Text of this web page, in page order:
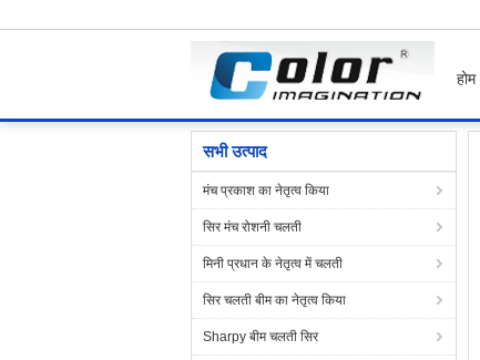
होम
सभी उत्पाद
मंच प्रकाश का नेतृत्व किया
सिर मंच रोशनी चलती
मिनी प्रधान के नेतृत्व में चलती
सिर चलती बीम का नेतृत्व किया
Sharpy बीम चलती सिर